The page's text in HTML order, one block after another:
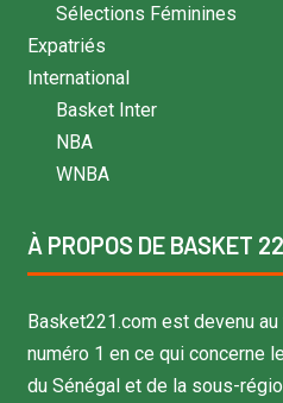
Sélections Féminines
Expatriés
International
Basket Inter
NBA
WNBA
À PROPOS DE BASKET
Basket221.com est devenu
numéro 1 en ce qui concerne
du Sénégal et de la sous-